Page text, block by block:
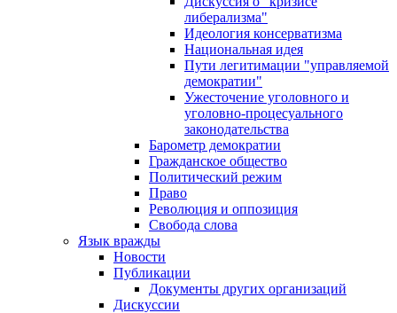
либерализма"
Идеология консерватизма
Национальная идея
Пути легитимации "управляемой
демократии"
Ужесточение уголовного и
уголовно-процесуального
законодательства
Барометр демократии
Гражданское общество
Политический режим
Право
Революция и оппозиция
Свобода слова
Язык вражды
Новости
Публикации
Документы других организаций
Дискуссии